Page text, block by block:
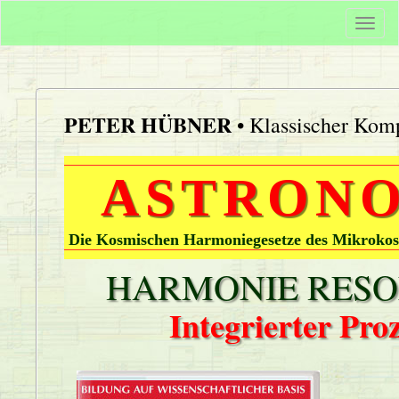
PETER HÜBNER• Klassischer
Die Kosmischen Harmoniegesetze des
HARMONIE
Integrierter